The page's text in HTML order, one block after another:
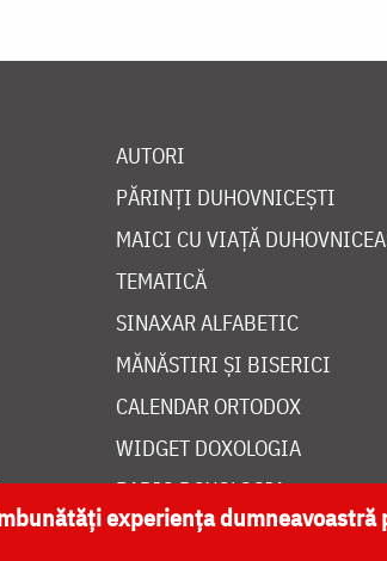
AUTORI
PĂRINȚI DUHOVNICEȘTI
MAICI CU VIAȚĂ
TEMATICĂ
SINAXAR ALFABETIC
MĂNĂSTIRI ȘI BISERICI
CALENDAR ORTODOX
WIDGET DOXOLOGIA
RADIO DOXOLOGIA
experiența dumneavoastră